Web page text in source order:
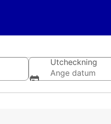
Utcheckning
Ange datum